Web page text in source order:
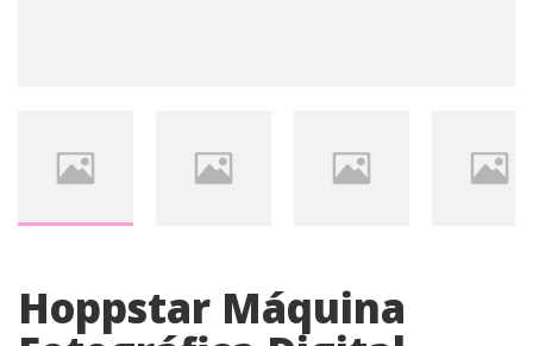
Hoppstar Máquina